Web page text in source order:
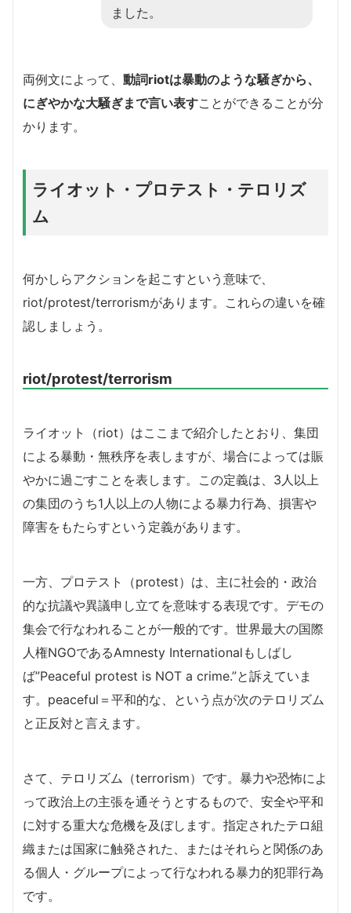
ました。
両例文によって、 動詞riotは暴動のような騒ぎから、
にぎやかな大騒ぎまで言い表すことができることが分
かります。
ライオット・プロテスト・テロリズ
ム
何かしらアクションを起こすという意味で、
riot/protest/terrorismがあります。これらの違いを確
認しましょう。
riot/protest/terrorism
ライオット（riot）はここまで紹介したとおり、集団
による暴動・無秩序を表しますが、場合によっては賑
やかに過ごすことを表します。この定義は、3人以上
の集団のうち1人以上の人物による暴力行為、損害や
障害をもたらすという定義があります。
一方、プロテスト（protest）は、主に社会的・政治
的な抗議や異議申し立てを意味する表現です。デモの
集会で行なわれることが一般的です。世界最大の国際
人権NGOであるAmnesty Internationalもしばし
ば”Peaceful protest is NOT a crime.”と訴えていま
す。peaceful＝平和的な、という点が次のテロリズム
と正反対と言えます。
さて、テロリズム（terrorism）です。暴力や恐怖によ
って政治上の主張を通そうとするもので、安全や平和
に対する重大な危機を及ぼします。指定されたテロ組
織または国家に触発された、またはそれらと関係のあ
る個人・グループによって行なわれる暴力的犯罪行為
です。